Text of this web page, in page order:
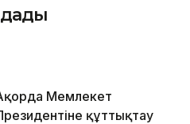
Мемлекет
құттықтау